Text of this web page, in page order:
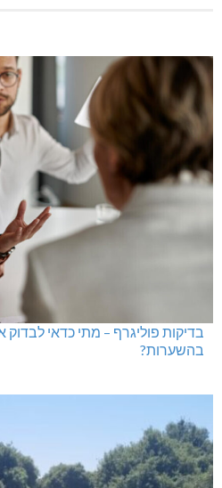
בדיקות פוליגרף – מתי כדאי
בהשערות?